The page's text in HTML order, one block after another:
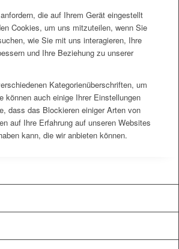
die auf Ihrem Gerät eingestellt
Cookies, um uns mitzuteilen, wenn Sie
wie Sie mit uns interagieren, Ihre
und Ihre Beziehung zu unserer
Kategorienüberschriften, um
können auch einige Ihrer Einstellungen
dass das Blockieren einiger Arten von
auf Ihre Erfahrung auf unseren Websites
kann, die wir anbieten können.